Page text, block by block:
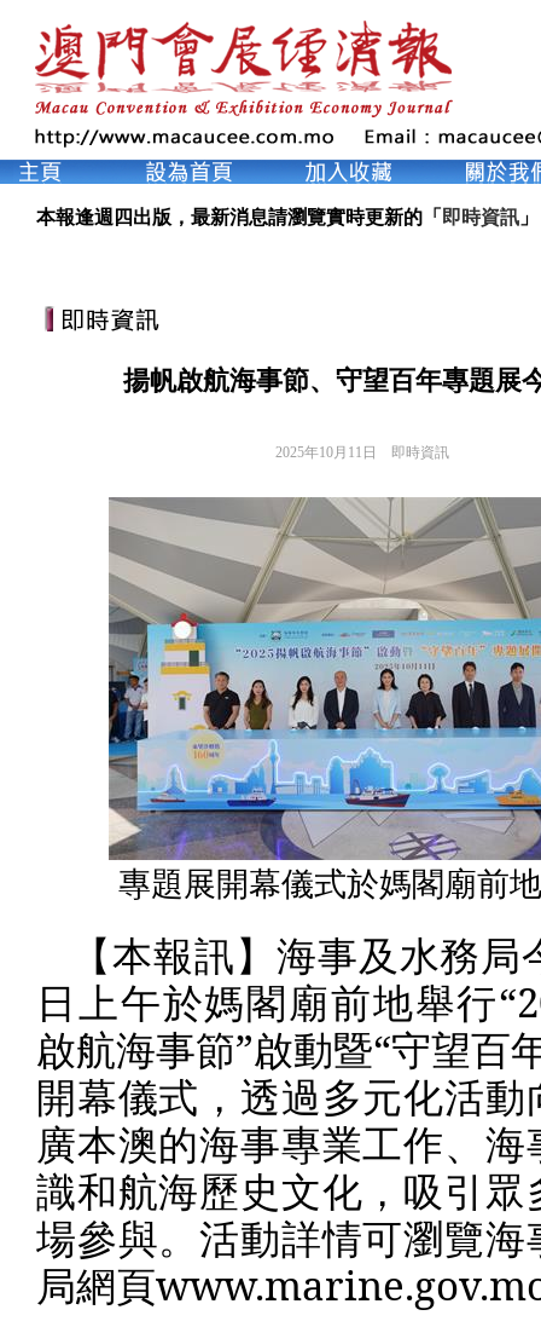
本報逢週四出版，最新消息請瀏覽實時更新的「 即時資訊 」
揚帆啟航海事節、守望百年專題展
2025年10月11日 即時資訊
專題展開幕儀式於媽閣廟前
【本報訊】海事及水務局
日上午於媽閣廟前地舉行“
啟航海事節”啟動暨“守望百
開幕儀式，透過多元化活動
廣本澳的海事專業工作、海
識和航海歷史文化，吸引眾
場參與。活動詳情可瀏覽海
局網頁